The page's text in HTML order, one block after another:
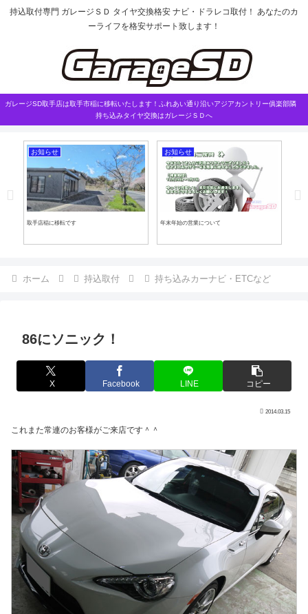
持込取付専門 ガレージＳＤ タイヤ交換格安 ナビ・ドラレコ取付！ あなたのカ
ーライフを格安サポート致します！
ガレージSD取手店は取手市稲に移転いたします！ふれあい通り沿いアジアカントリー俱楽部隣
持ち込みタイヤ交換はガレージＳＤへ
お知らせ
取手店稲に移転です
お知らせ
年末年始の営業について
ホーム 持込取付 持ち込みカーナビ・ETCなど
86にソニック！
X Facebook LINE コピー
2014.03.15
これまた常連のお客様がご来店です＾＾